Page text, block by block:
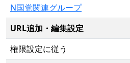
N国党関連グループ
URL追加・編集設定
権限設定に従う